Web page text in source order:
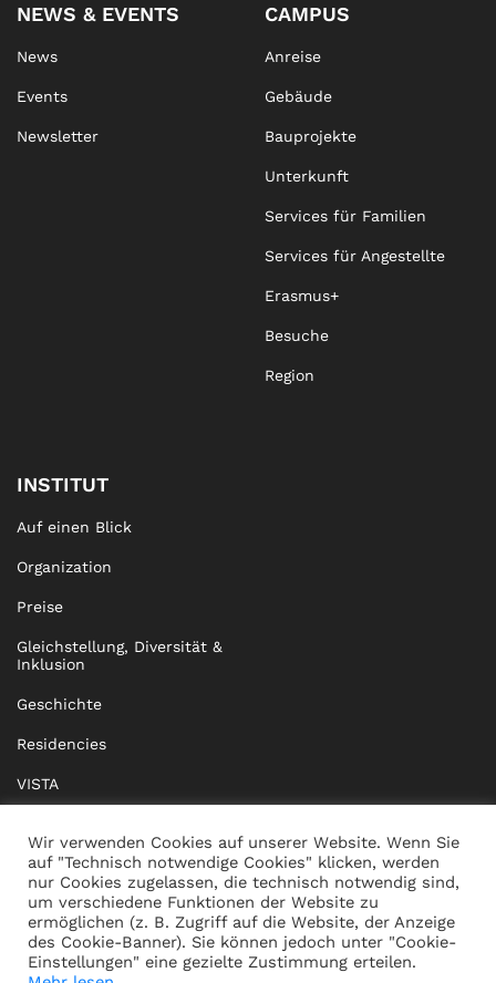
NEWS & EVENTS
News
Events
Newsletter
CAMPUS
Anreise
Gebäude
Bauprojekte
Unterkunft
Services für Familien
Services für Angestellte
Erasmus+
Besuche
Region
INSTITUT
Auf einen Blick
Organization
Preise
Gleichstellung, Diversität &
Inklusion
Geschichte
Residencies
VISTA
BRIDGE Network
Dokumente
Wir verwenden Cookies auf unserer Website. Wenn Sie
auf "Technisch notwendige Cookies" klicken, werden
nur Cookies zugelassen, die technisch notwendig sind,
um verschiedene Funktionen der Website zu
ermöglichen (z. B. Zugriff auf die Website, der Anzeige
des Cookie-Banner). Sie können jedoch unter "Cookie-
Einstellungen" eine gezielte Zustimmung erteilen.